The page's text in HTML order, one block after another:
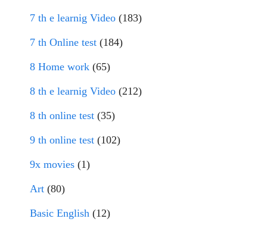
7 th e learnig Video (183)
7 th Online test (184)
8 Home work (65)
8 th e learnig Video (212)
8 th online test (35)
9 th online test (102)
9x movies (1)
Art (80)
Basic English (12)